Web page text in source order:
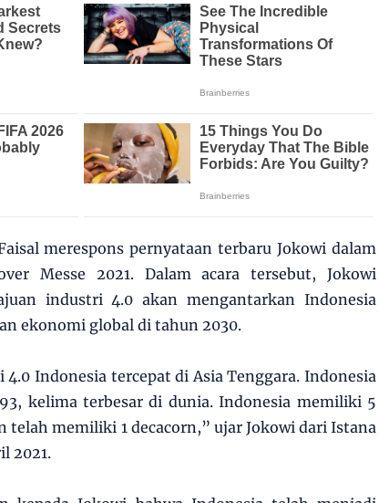
merespons pernyataan terbaru Jokowi dalam
Messe 2021. Dalam acara tersebut, Jokowi
industri 4.0 akan mengantarkan Indonesia
ekonomi global di tahun 2030.
Indonesia tercepat di Asia Tenggara. Indonesia
kelima terbesar di dunia. Indonesia memiliki 5
telah memiliki 1 decacorn,” ujar Jokowi dari Istana
2021.